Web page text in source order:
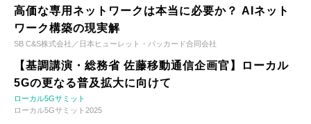
高価な専用ネットワークは本当に必要か？ AIネット
ワーク構築の現実解
SB C&S株式会社／日本ヒューレット・パッカード合同会社
【基調講演・総務省 佐藤移動通信企画官】ローカル
5Gの更なる普及拡大に向けて
ローカル5Gサミット
ローカル5Gサミット2025